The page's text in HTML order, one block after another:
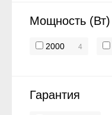
Мощность (Вт)
2000 4
Гарантия